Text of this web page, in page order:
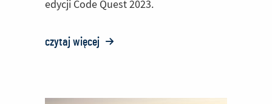
edycji Code Quest 2023.
czytaj więcej o:
Tarnowa